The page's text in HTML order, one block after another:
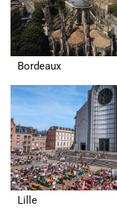
Bordeaux
Lille